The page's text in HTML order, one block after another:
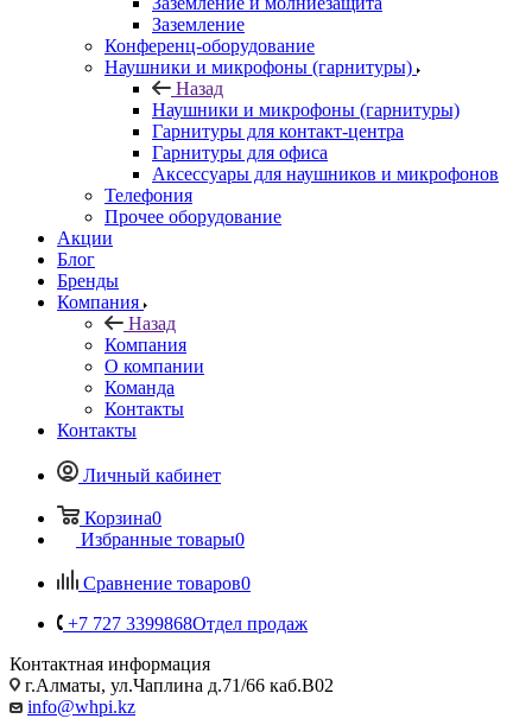
Заземление
Конференц-оборудование
Наушники и микрофоны (гарнитуры)
Назад
Наушники и микрофоны (гарнитуры)
Гарнитуры для контакт-центра
Гарнитуры для офиса
Аксессуары для наушников и микрофонов
Телефония
Прочее оборудование
Акции
Блог
Бренды
Компания
Назад
Компания
О компании
Команда
Контакты
Контакты
Личный кабинет
Корзина0
Избранные товары0
Сравнение товаров0
+7 727 3399868Отдел продаж
Контактная информация
г.Алматы, ул.Чаплина д.71/66 каб.B02
info@whpi.kz